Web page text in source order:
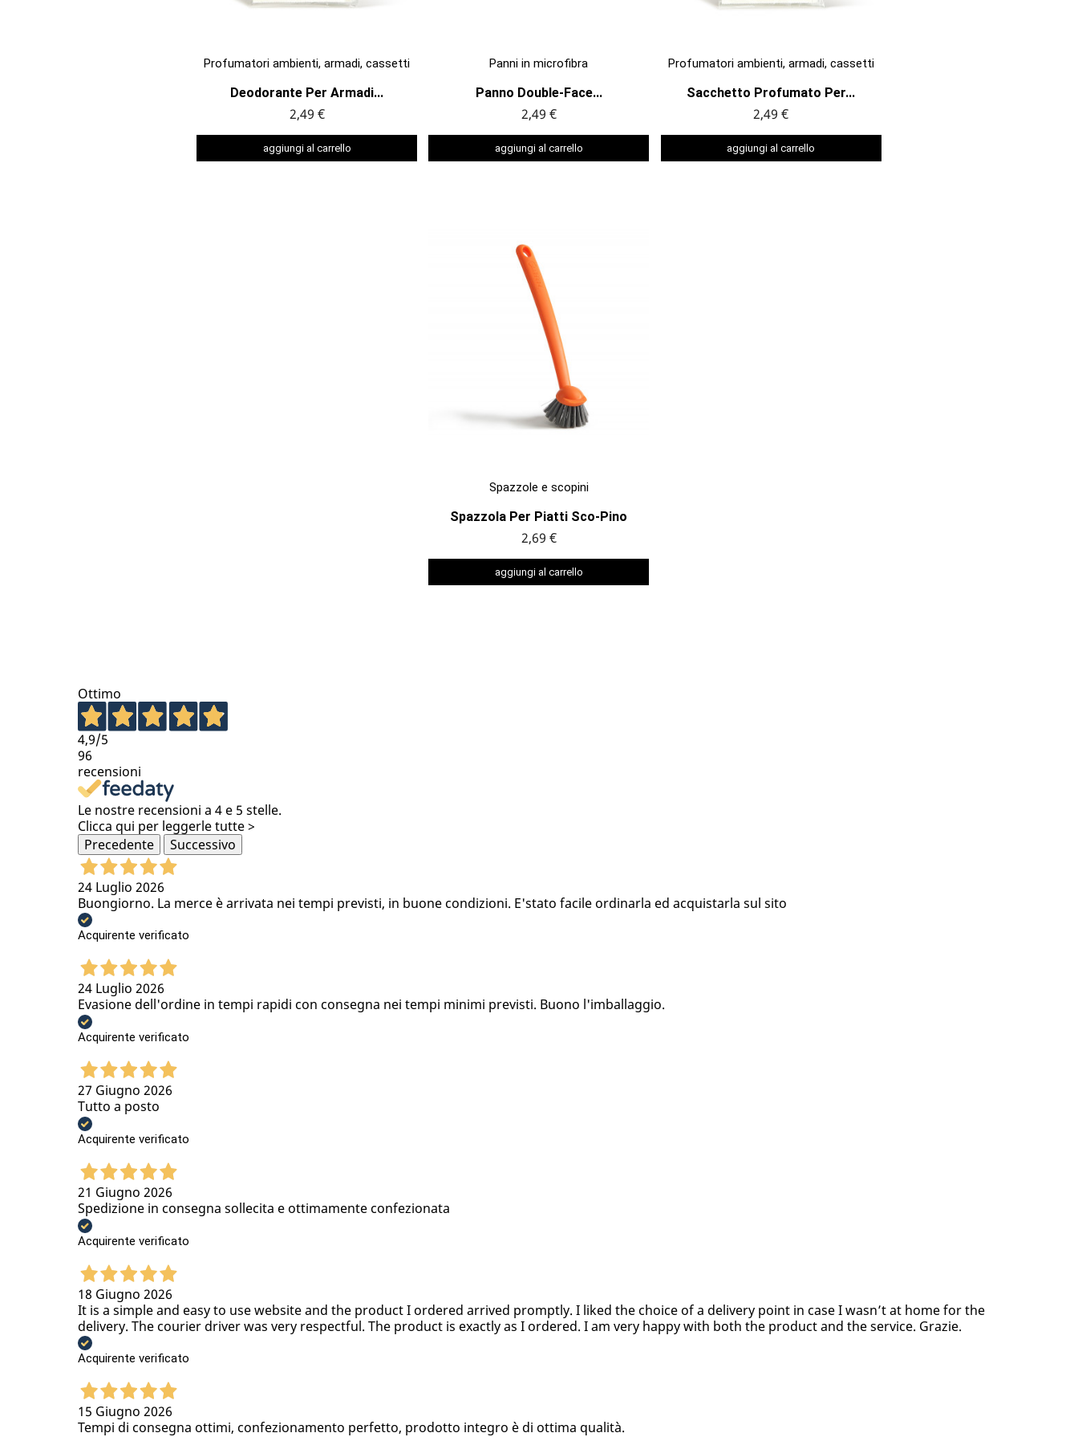
Profumatori ambienti, armadi, cassetti
Deodorante Per Armadi...
2,49 €
aggiungi al carrello
ANTEPRIMA Panni in microfibra
Panno Double-Face...
2,49 €
aggiungi al carrello
ANTEPRIMA Profumatori ambienti, armadi, cassetti
Sacchetto Profumato Per...
2,49 €
aggiungi al carrello
ANTEPRIMA
Spazzole e scopini
Spazzola Per Piatti Sco-Pino
2,69 €
aggiungi al carrello
ANTEPRIMA
Ottimo
4,9/5
96
recensioni
Le nostre recensioni a 4 e 5 stelle.
Clicca qui per leggerle tutte >
Precedente
Successivo
24 Luglio 2026
Buongiorno. La merce è arrivata nei tempi previsti, in buone condizioni. E'stato facile ordinarla ed acquistarla sul sito
Acquirente verificato
24 Luglio 2026
Evasione dell'ordine in tempi rapidi con consegna nei tempi minimi previsti. Buono l'imballaggio.
Acquirente verificato
27 Giugno 2026
Tutto a posto
Acquirente verificato
21 Giugno 2026
Spedizione in consegna sollecita e ottimamente confezionata
Acquirente verificato
18 Giugno 2026
It is a simple and easy to use website and the product I ordered arrived promptly. I liked the choice of a delivery point in case I wasn’t at home for the
delivery. The courier driver was very respectful. The product is exactly as I ordered. I am very happy with both the product and the service. Grazie.
Acquirente verificato
15 Giugno 2026
Tempi di consegna ottimi, confezionamento perfetto, prodotto integro è di ottima qualità.